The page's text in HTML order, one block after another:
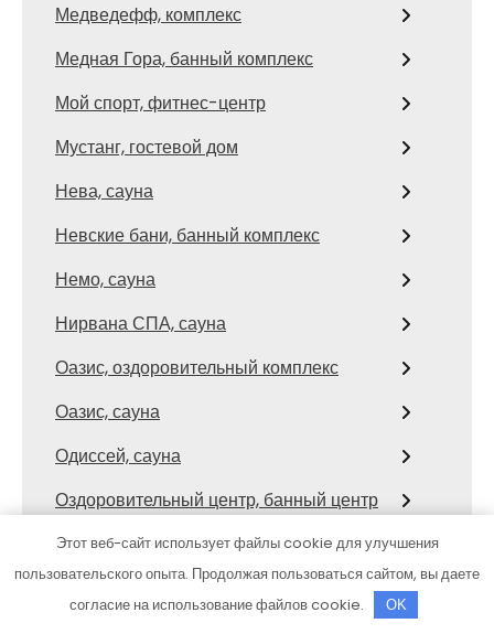
Медведефф, комплекс
Медная Гора, банный комплекс
Мой спорт, фитнес-центр
Мустанг, гостевой дом
Нева, сауна
Невские бани, банный комплекс
Немо, сауна
Нирвана СПА, сауна
Оазис, оздоровительный комплекс
Оазис, сауна
Одиссей, сауна
Оздоровительный центр, банный центр
Пандора, оздоровительный комплекс
Этот веб-сайт использует файлы cookie для улучшения
пользовательского опыта. Продолжая пользоваться сайтом, вы даете
согласие на использование файлов cookie.
OK